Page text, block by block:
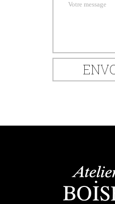
Votre message